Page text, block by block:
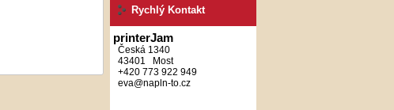
Rychlý Kontakt
printerJam
Česká 1340
43401 Most
+420 773 922 949
eva@napln-to.cz